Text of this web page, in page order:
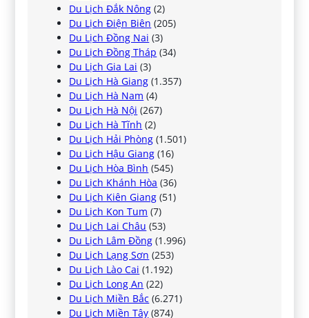
Du Lịch Đắk Nông (2)
Du Lịch Điện Biên (205)
Du Lịch Đồng Nai (3)
Du Lịch Đồng Tháp (34)
Du Lịch Gia Lai (3)
Du Lịch Hà Giang (1.357)
Du Lịch Hà Nam (4)
Du Lịch Hà Nội (267)
Du Lịch Hà Tĩnh (2)
Du Lịch Hải Phòng (1.501)
Du Lịch Hậu Giang (16)
Du Lịch Hòa Bình (545)
Du Lịch Khánh Hòa (36)
Du Lịch Kiên Giang (51)
Du Lịch Kon Tum (7)
Du Lịch Lai Châu (53)
Du Lịch Lâm Đồng (1.996)
Du Lịch Lạng Sơn (253)
Du Lịch Lào Cai (1.192)
Du Lịch Long An (22)
Du Lịch Miền Bắc (6.271)
Du Lịch Miền Tây (874)